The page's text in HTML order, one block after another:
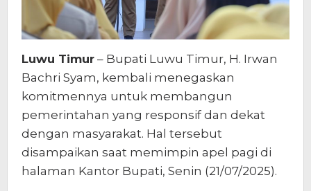
Luwu Timur – Bupati Luwu Timur, H. Irwan
Bachri Syam, kembali menegaskan
komitmennya untuk membangun
pemerintahan yang responsif dan dekat
dengan masyarakat. Hal tersebut
disampaikan saat memimpin apel pagi di
halaman Kantor Bupati, Senin (21/07/2025).